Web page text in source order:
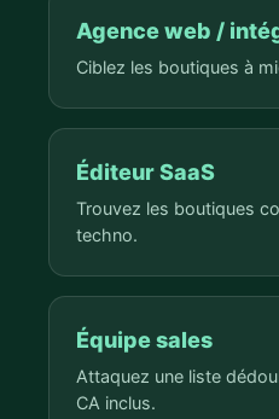
Agence web /
Ciblez les boutiques à
Éditeur SaaS
Trouvez les boutiques
techno.
Équipe sales
Attaquez une liste
CA inclus.